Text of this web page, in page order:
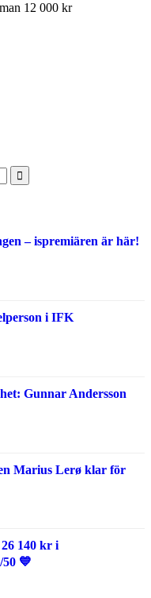
12 000 kr
– ispremiären är här!
i IFK
Gunnar Andersson
Marius Lerø klar för
140 kr i
💙